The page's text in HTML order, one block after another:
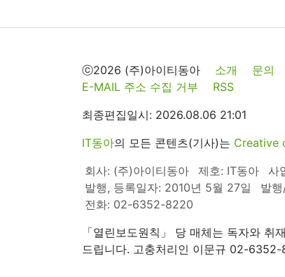
ⓒ2026 (주)아이티동아 소개 문의
E-MAIL 주소 수집 거부
RSS
최종편집일시: 2026.08.06 21:01
IT동아의 모든 콘텐츠(기사)는 Creative
회사: (주)아이티동아
제호: IT동아 사
발행, 등록일자: 2010년 5월 27일
발
전화: 02-6352-8220
「열린보도원칙」 당 매체는 독자와
드립니다. 고충처리인 이문규 02-